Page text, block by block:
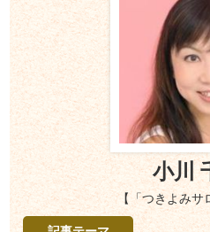
小川
【「つきよみサ